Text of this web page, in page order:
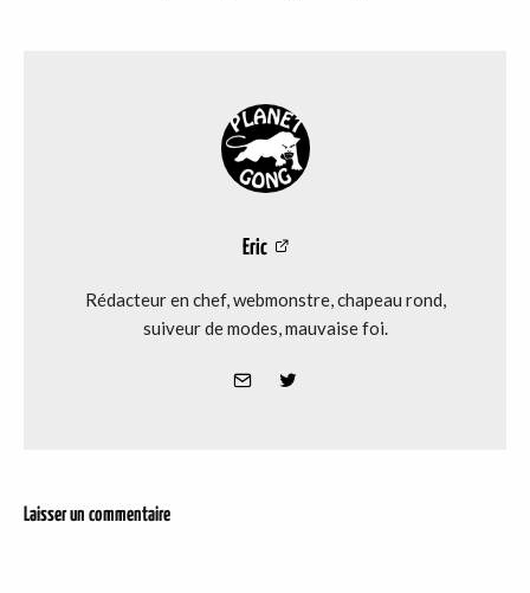
Eric
Rédacteur en chef, webmonstre, chapeau rond,
suiveur de modes, mauvaise foi.
Laisser un commentaire